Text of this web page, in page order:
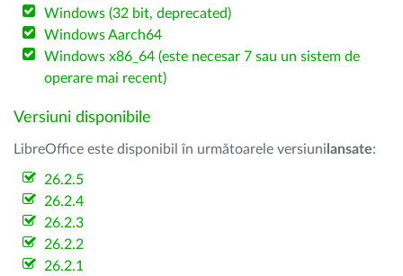
Windows (32 bit, deprecated)
Windows Aarch64
Windows x86_64 (este necesar 7 sau un sistem de
operare mai recent)
Versiuni disponibile
LibreOffice este disponibil în următoarele versiuni lansate:
26.2.5
26.2.4
26.2.3
26.2.2
26.2.1